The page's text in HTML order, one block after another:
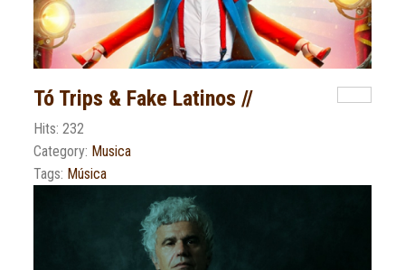
Tó Trips & Fake Latinos //
Hits: 232
Category: Musica
Tags: Música